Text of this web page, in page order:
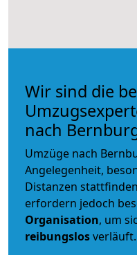
Wir sind die
nach
Umzüge nach
Angelegenheit,
Distanzen
erfordern jedoch
Organisation, um
reibungslosverläuft.